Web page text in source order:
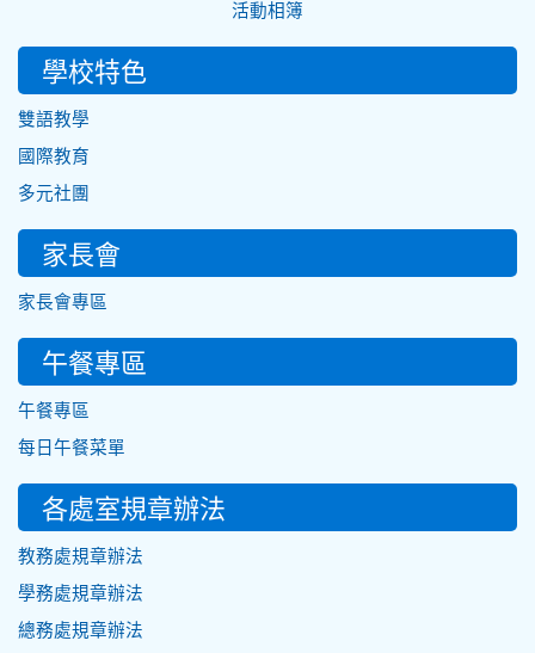
活動相簿
學校特色
雙語教學
國際教育
多元社團
家長會
家長會專區
午餐專區
午餐專區
每日午餐菜單
各處室規章辦法
教務處規章辦法
學務處規章辦法
總務處規章辦法